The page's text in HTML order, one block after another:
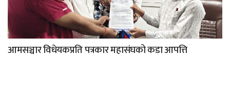
आमसञ्चार विधेयकप्रति पत्रकार महासंघको कडा आपत्ति